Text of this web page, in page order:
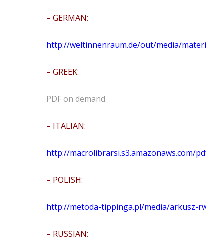
– GERMAN:
http://weltinnenraum.de/out/media/
– GREEK:
PDF on demand
– ITALIAN:
http://macrolibrarsi.s3.amazonaws.com/
– POLISH:
http://metoda-tippinga.pl/media/arkusz-
– RUSSIAN: